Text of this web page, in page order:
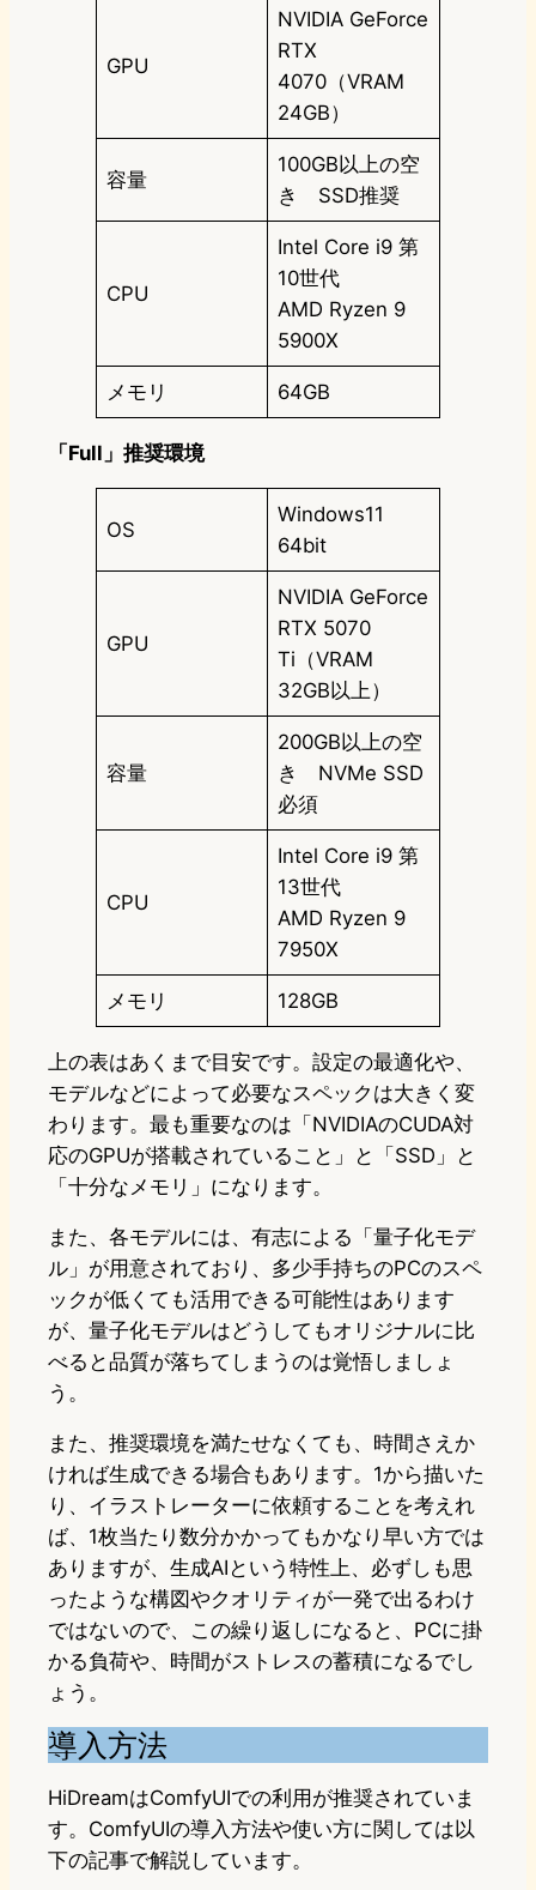
GPU
NVIDIA GeForce
RTX
4070（VRAM
24GB）
容量
100GB以上の空
き SSD推奨
CPU
Intel Core i9 第
10世代
AMD Ryzen 9
5900X
メモリ 64GB
「Full」推奨環境
OS
Windows11
64bit
GPU
NVIDIA GeForce
RTX 5070
Ti（VRAM
32GB以上）
容量
200GB以上の空
き NVMe SSD
必須
CPU
Intel Core i9 第
13世代
AMD Ryzen 9
7950X
メモリ 128GB
上の表はあくまで目安です。設定の最適化や、
モデルなどによって必要なスペックは大きく変
わります。最も重要なのは「NVIDIAのCUDA対
応のGPUが搭載されていること」と「SSD」と
「十分なメモリ」になります。
また、各モデルには、有志による「量子化モデ
ル」が用意されており、多少手持ちのPCのスペ
ックが低くても活用できる可能性はあります
が、量子化モデルはどうしてもオリジナルに比
べると品質が落ちてしまうのは覚悟しましょ
う。
また、推奨環境を満たせなくても、時間さえか
ければ生成できる場合もあります。1から描いた
り、イラストレーターに依頼することを考えれ
ば、1枚当たり数分かかってもかなり早い方では
ありますが、生成AIという特性上、必ずしも思
ったような構図やクオリティが一発で出るわけ
ではないので、この繰り返しになると、PCに掛
かる負荷や、時間がストレスの蓄積になるでし
ょう。
導入方法
HiDreamはComfyUIでの利用が推奨されていま
す。ComfyUIの導入方法や使い方に関しては以
下の記事で解説しています。